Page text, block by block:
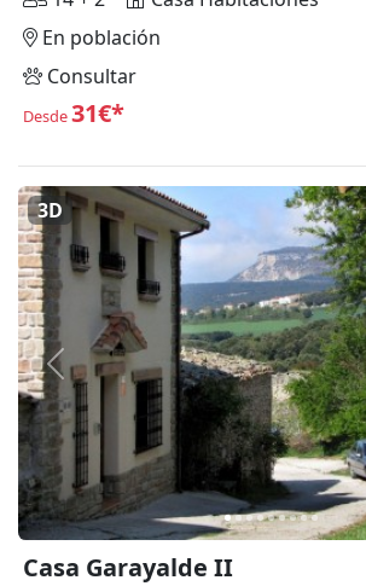
En población
Consultar
Desde31€*
Anterior
3D
Casa Garayalde II